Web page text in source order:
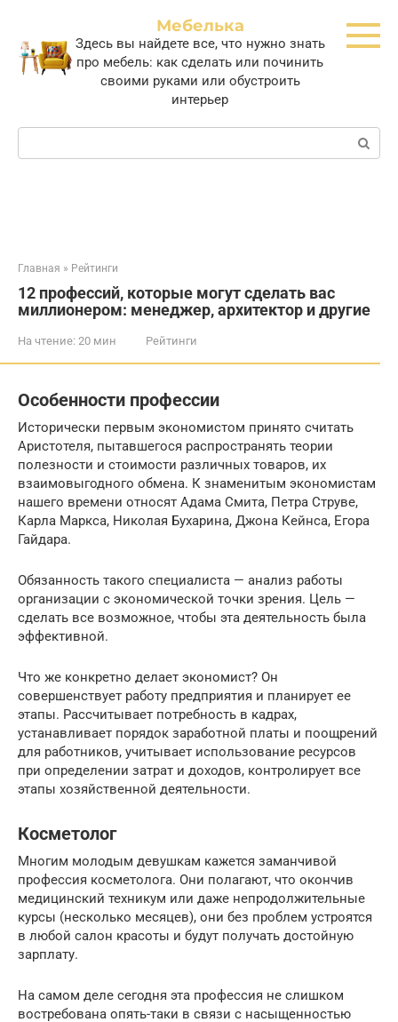
контенту
Мебелька
Здесь вы найдете все, что нужно знать
про мебель: как сделать или починить
своими руками или обустроить
интерьер
Поиск:
Главная » Рейтинги
12 профессий, которые могут сделать вас
миллионером: менеджер, архитектор и другие
На чтение: 20 мин Рейтинги
Особенности профессии
Исторически первым экономистом принято считать
Аристотеля, пытавшегося распространять теории
полезности и стоимости различных товаров, их
взаимовыгодного обмена. К знаменитым экономистам
нашего времени относят Адама Смита, Петра Струве,
Карла Маркса, Николая Бухарина, Джона Кейнса, Егора
Гайдара.
Обязанность такого специалиста — анализ работы
организации с экономической точки зрения. Цель —
сделать все возможное, чтобы эта деятельность была
эффективной.
Что же конкретно делает экономист? Он
совершенствует работу предприятия и планирует ее
этапы. Рассчитывает потребность в кадрах,
устанавливает порядок заработной платы и поощрений
для работников, учитывает использование ресурсов
при определении затрат и доходов, контролирует все
этапы хозяйственной деятельности.
Косметолог
Многим молодым девушкам кажется заманчивой
профессия косметолога. Они полагают, что окончив
медицинский техникум или даже непродолжительные
курсы (несколько месяцев), они без проблем устроятся
в любой салон красоты и будут получать достойную
зарплату.
На самом деле сегодня эта профессия не слишком
востребована опять-таки в связи с насыщенностью